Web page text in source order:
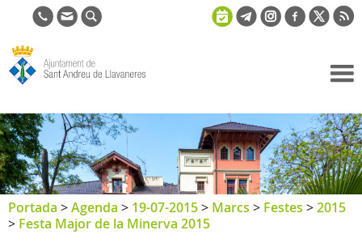
de Sant
Andreu de
Llavaneres
Portada >Agenda > 19-07-2015> Marcs > Festes >2015
> Festa Major de la Minerva 2015